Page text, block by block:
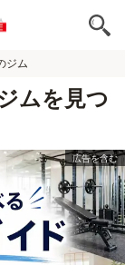
ジム
ムを見つ